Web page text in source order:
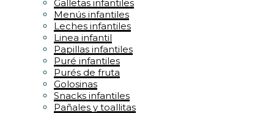
Galletas infantiles
Menús infantiles
Leches infantiles
Linea infantil
Papillas infantiles
Puré infantiles
Purés de fruta
Golosinas
Snacks infantiles
Pañales y toallitas